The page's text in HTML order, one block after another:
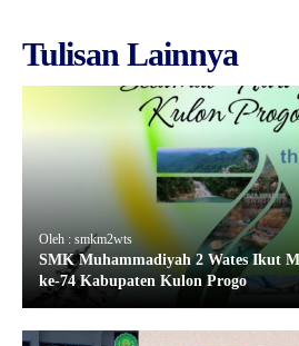
Tulisan Lainnya
Oleh : smkm2wts
SMK Muhammadiyah 2 Wates Ikut
ke-74 Kabupaten Kulon Progo